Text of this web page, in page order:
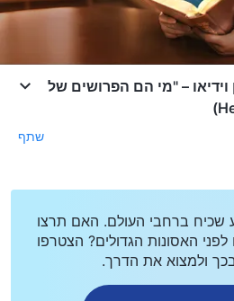
– "מי הם הפרושים של
שתף
שכיח ברחבי העולם. האם תרצו
האסונות הגדולים? הצטרפו
בכך ולמצוא את הדרך.